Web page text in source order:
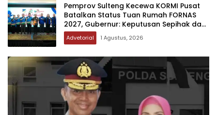
Pemprov Sulteng Kecewa KORMI Pusat
Batalkan Status Tuan Rumah FORNAS
2027, Gubernur: Keputusan Sepihak dan
Tanpa Koordinasi
Advetorial 1 Agustus, 2026